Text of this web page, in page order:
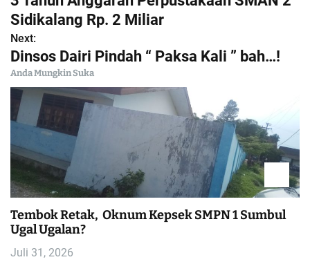
a
v
i
g
i
p
o
Sidikalang Rp. 2 Miliar
Next:
Dinsos Dairi Pindah “ Paksa Kali ” bah…!
Anda Mungkin Suka
Tembok Retak, Oknum Kepsek SMPN 1 Sumbul
Ugal Ugalan?
Juli 31, 2026